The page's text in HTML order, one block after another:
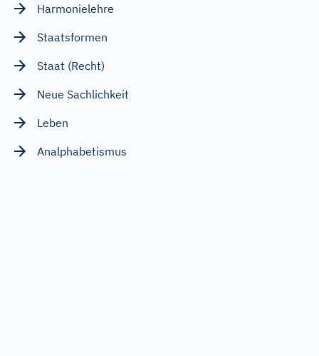
Harmonielehre
Staatsformen
Staat (Recht)
Neue Sachlichkeit
Leben
Analphabetismus